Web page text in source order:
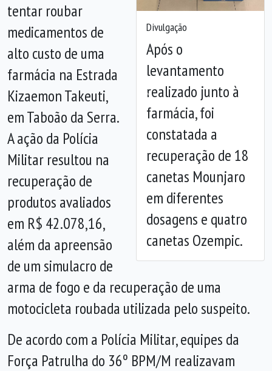
Divulgação
Após o
levantamento
realizado junto à
farmácia, foi
constatada a
recuperação de 18
canetas Mounjaro
em diferentes
dosagens e quatro
canetas Ozempic.
Anterior
tentar roubar
medicamentos de
alto custo de uma
farmácia na Estrada
Kizaemon Takeuti,
em Taboão da Serra.
A ação da Polícia
Militar resultou na
recuperação de
produtos avaliados
em R$ 42.078,16,
além da apreensão
de um simulacro de
arma de fogo e da recuperação de uma
motocicleta roubada utilizada pelo suspeito.
De acordo com a Polícia Militar, equipes da
Força Patrulha do 36º BPM/M realizavam